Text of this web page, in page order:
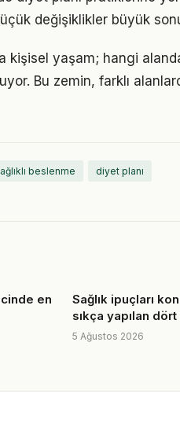
değişiklikler büyük
kişisel yaşam; hangi
Bu zemin, farklı
beslenme diyet planı
en
Sağlık ipuçları
sıkça yapılan dört
5 Ağustos 2026